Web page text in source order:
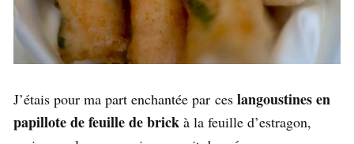
J’étais pour ma part enchantée par ces langoustines en
papillote de feuille de brick à la feuille d’estragon,